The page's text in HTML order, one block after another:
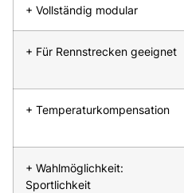
+ Vollständig modular
+ Für Rennstrecken geeignet
+ Temperaturkompensation
+ Wahlmöglichkeit:
Sportlichkeit